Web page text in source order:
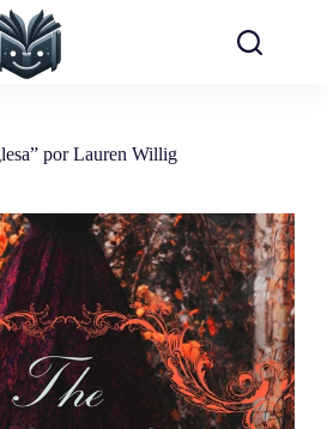
por Lauren Willig